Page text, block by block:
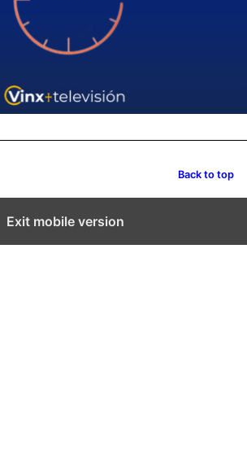
Back to top
Exit mobile version